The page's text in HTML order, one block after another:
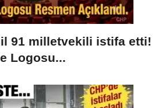
91 milletvekili istifa etti!
Logosu...